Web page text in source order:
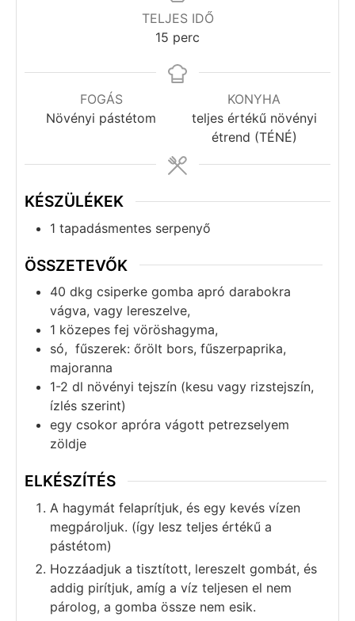
TELJES IDŐ
15 perc
FOGÁS
Növényi pástétom
KONYHA
teljes értékű növényi
étrend (TÉNÉ)
KÉSZÜLÉKEK
1 tapadásmentes serpenyő
ÖSSZETEVŐK
40 dkg csiperke gomba apró darabokra
vágva, vagy lereszelve,
1 közepes fej vöröshagyma,
só, fűszerek: őrölt bors, fűszerpaprika,
majoranna
1-2 dl növényi tejszín (kesu vagy rizstejszín,
ízlés szerint)
egy csokor apróra vágott petrezselyem
zöldje
ELKÉSZÍTÉS
A hagymát felaprítjuk, és egy kevés vízen
megpároljuk. (így lesz teljes értékű a
pástétom)
Hozzáadjuk a tisztított, lereszelt gombát, és
addig pirítjuk, amíg a víz teljesen el nem
párolog, a gomba össze nem esik.